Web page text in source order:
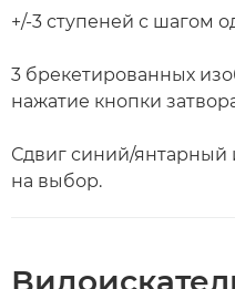
+/-3 ступеней с шагом
3 брекетированных
нажатие кнопки
Сдвиг синий/
на выбор.